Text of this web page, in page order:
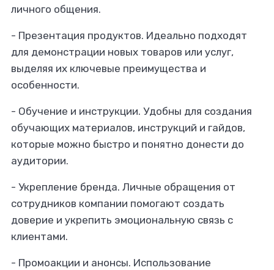
личного общения.
- Презентация продуктов. Идеально подходят
для демонстрации новых товаров или услуг,
выделяя их ключевые преимущества и
особенности.
- Обучение и инструкции. Удобны для создания
обучающих материалов, инструкций и гайдов,
которые можно быстро и понятно донести до
аудитории.
- Укрепление бренда. Личные обращения от
сотрудников компании помогают создать
доверие и укрепить эмоциональную связь с
клиентами.
- Промоакции и анонсы. Использование